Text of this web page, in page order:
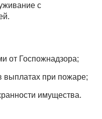
с
от Госпожнадзора;
выплатах при пожаре;
имущества.